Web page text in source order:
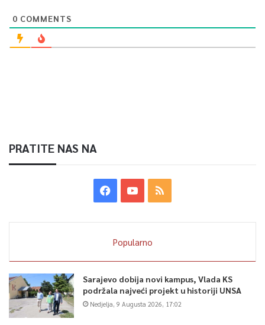
0 COMMENTS
PRATITE NAS NA
Popularno
Sarajevo dobija novi kampus, Vlada KS
podržala najveći projekt u historiji UNSA
Nedjelja, 9 Augusta 2026, 17:02